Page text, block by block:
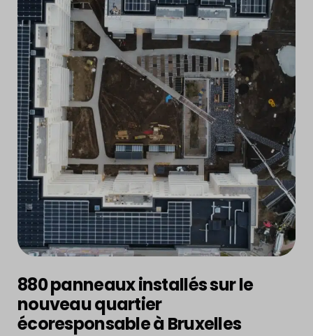
880 panneaux installés sur le
nouveau quartier
écoresponsable à Bruxelles